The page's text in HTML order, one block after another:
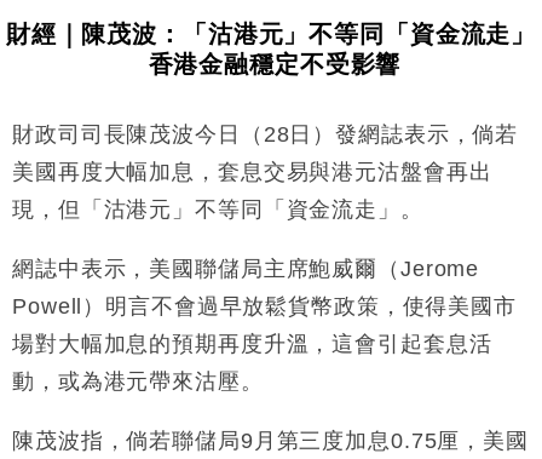
10:57
財經｜美商務部擬擴大金屬關稅範圍 14類產品或加徵
定高消費客群
12:44
財經｜日本春季三度入市撐日圓 4月單日斥6.28萬億
司
11:30
財經｜精星香港夥菜鳥拓全球智慧倉儲市場 加快海外
市場落地
東京半島
財經｜陳茂波：「沽港元」不等同「資金流走」
香港金融穩定不受影響
財政司司長陳茂波今日（28日）發網誌表示，倘若
美國再度大幅加息，套息交易與港元沽盤會再出
現，但「沽港元」不等同「資金流走」。
網誌中表示，美國聯儲局主席鮑威爾（Jerome
Powell）明言不會過早放鬆貨幣政策，使得美國市
場對大幅加息的預期再度升溫，這會引起套息活
動，或為港元帶來沽壓。
陳茂波指，倘若聯儲局9月第三度加息0.75厘，美國